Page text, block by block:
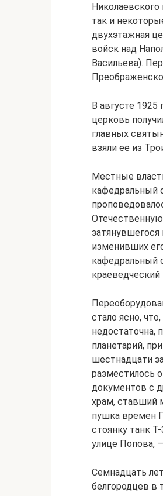
так и
двухэтажная
войск над
Васильева).
В августе
церковь
главных
взяли ее из
Местные
кафедральный
Отечественную
затянувшегося
изменивших
кафедральный
краеведческий
стало ясно,
недостаточна,
планетарий,
шестнадцати
разместилось
документов с
храм, ставший
пушка времен
стоянку танк
улице Попова,
Семнадцать
белгородцев в